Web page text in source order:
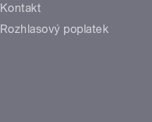
Kontakt
Rozhlasový poplatek